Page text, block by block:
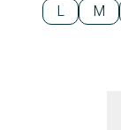
M
L